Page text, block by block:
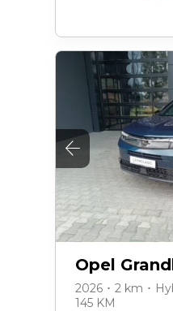
Opel
2026 ･ 2 km ･
145 KM